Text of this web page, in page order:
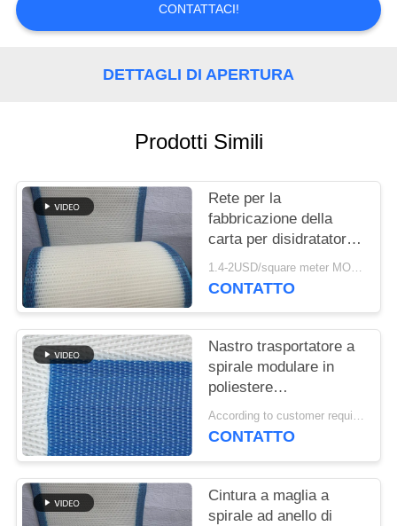
MAPPA
POLICY
CONTATTACI!
DETTAGLI DI APERTURA
Prodotti Simili
Rete per la
fabbricazione della
carta per disidratatori,
Rete formata in
poliestere, Nastro a
polpa di lavaggio
1.4-2USD/square meter MOQ:meetr 1square
CONTATTO
Nastro trasportatore a
spirale modulare in
poliestere
polioxometilene
plastico congelato per
torre a maglia piatta
According to customer requirements MOQ:1 metro
CONTATTO
Cintura a maglia a
spirale ad anello di